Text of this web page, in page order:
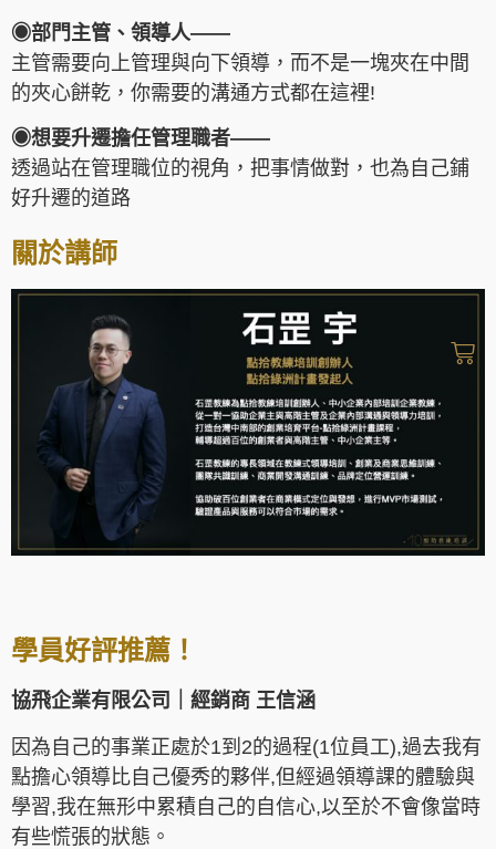
◉部門主管、領導人——
主管需要向上管理與向下領導，而不是一塊夾在中間
的夾心餅乾，你需要的溝通方式都在這裡!
◉想要升遷擔任管理職者——
透過站在管理職位的視角，把事情做對，也為自己鋪
好升遷的道路
關於講師
學員好評推薦！
協飛企業有限公司｜經銷商 王信涵
因為自己的事業正處於1到2的過程(1位員工),過去我有
點擔心領導比自己優秀的夥伴,但經過領導課的體驗與
學習,我在無形中累積自己的自信心,以至於不會像當時
有些慌張的狀態。